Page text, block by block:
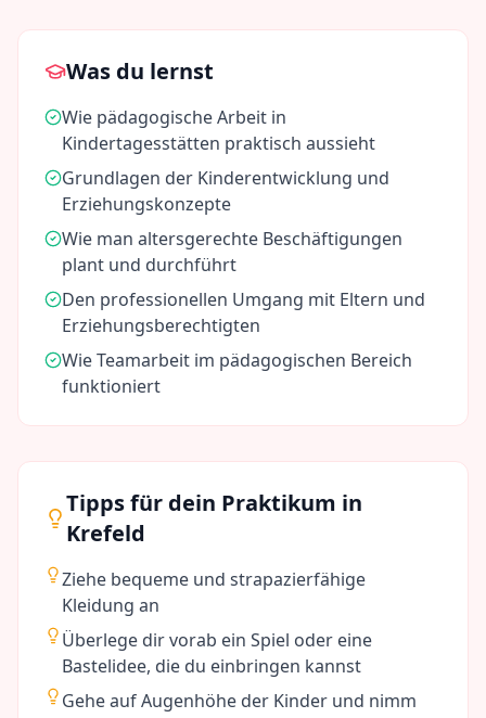
Was du lernst
Wie pädagogische Arbeit in
Kindertagesstätten praktisch aussieht
Grundlagen der Kinderentwicklung und
Erziehungskonzepte
Wie man altersgerechte Beschäftigungen
plant und durchführt
Den professionellen Umgang mit Eltern und
Erziehungsberechtigten
Wie Teamarbeit im pädagogischen Bereich
funktioniert
Tipps für dein Praktikum in
Krefeld
Ziehe bequeme und strapazierfähige
Kleidung an
Überlege dir vorab ein Spiel oder eine
Bastelidee, die du einbringen kannst
Gehe auf Augenhöhe der Kinder und nimm